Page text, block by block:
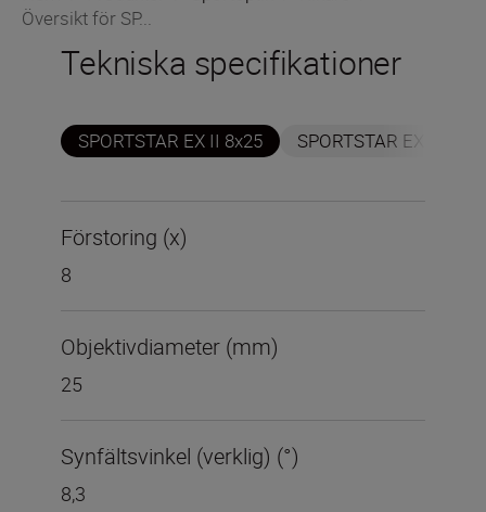
Översikt för SP...
Tekniska specifikationer
SPORTSTAR EX II 8x25 SPORTSTAR EX II
Förstoring (x)
8
Objektivdiameter (mm)
25
Synfältsvinkel (verklig) (°)
8,3